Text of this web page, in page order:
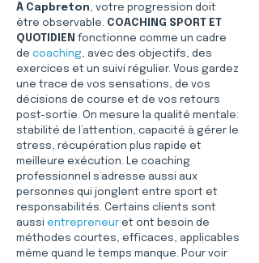
À Capbreton, votre progression doit
être observable. COACHING SPORT ET
QUOTIDIEN fonctionne comme un cadre
de coaching, avec des objectifs, des
exercices et un suivi régulier. Vous gardez
une trace de vos sensations, de vos
décisions de course et de vos retours
post-sortie. On mesure la qualité mentale:
stabilité de l’attention, capacité à gérer le
stress, récupération plus rapide et
meilleure exécution. Le coaching
professionnel s’adresse aussi aux
personnes qui jonglent entre sport et
responsabilités. Certains clients sont
aussi entrepreneur et ont besoin de
méthodes courtes, efficaces, applicables
même quand le temps manque. Pour voir